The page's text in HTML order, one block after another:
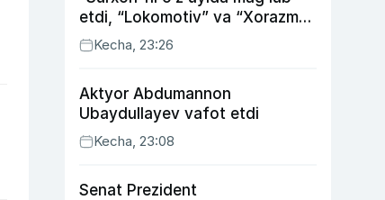
etdi, “Lokomotiv” va “Xorazm”
uyda g‘alaba qozondi
Kecha, 23:26
Aktyor Abdu­mannon
Ubaydullayev vafot etdi
Kecha, 23:08
Senat Prezident